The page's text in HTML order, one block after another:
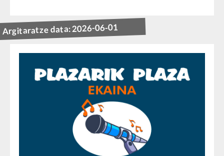
Argitaratze data: 2026-06-01